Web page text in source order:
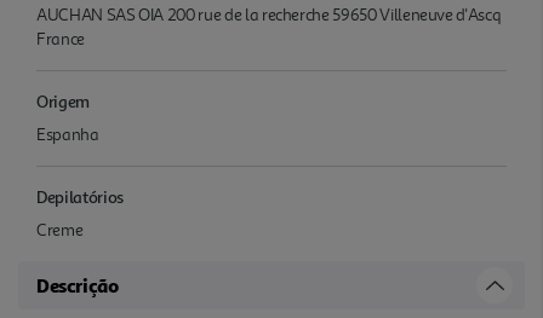
AUCHAN SAS OIA 200 rue de la recherche 59650 Villeneuve d'Ascq
France
Origem
Espanha
Depilatórios
Creme
Descrição